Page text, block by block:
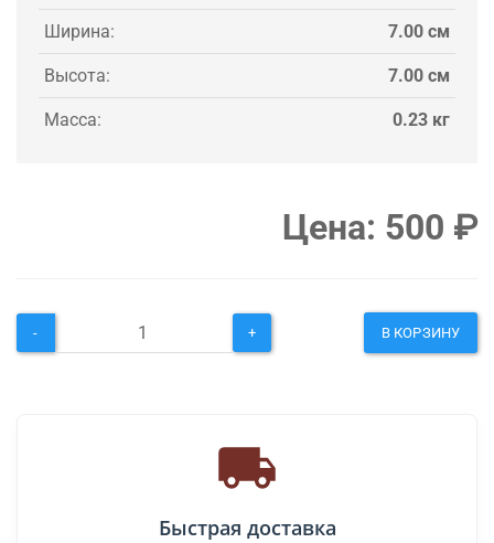
Ширина: 7.00 см
Высота: 7.00 см
Масса: 0.23 кг
Цена: 500 ₽
- + В КОРЗИНУ
Быстрая доставка